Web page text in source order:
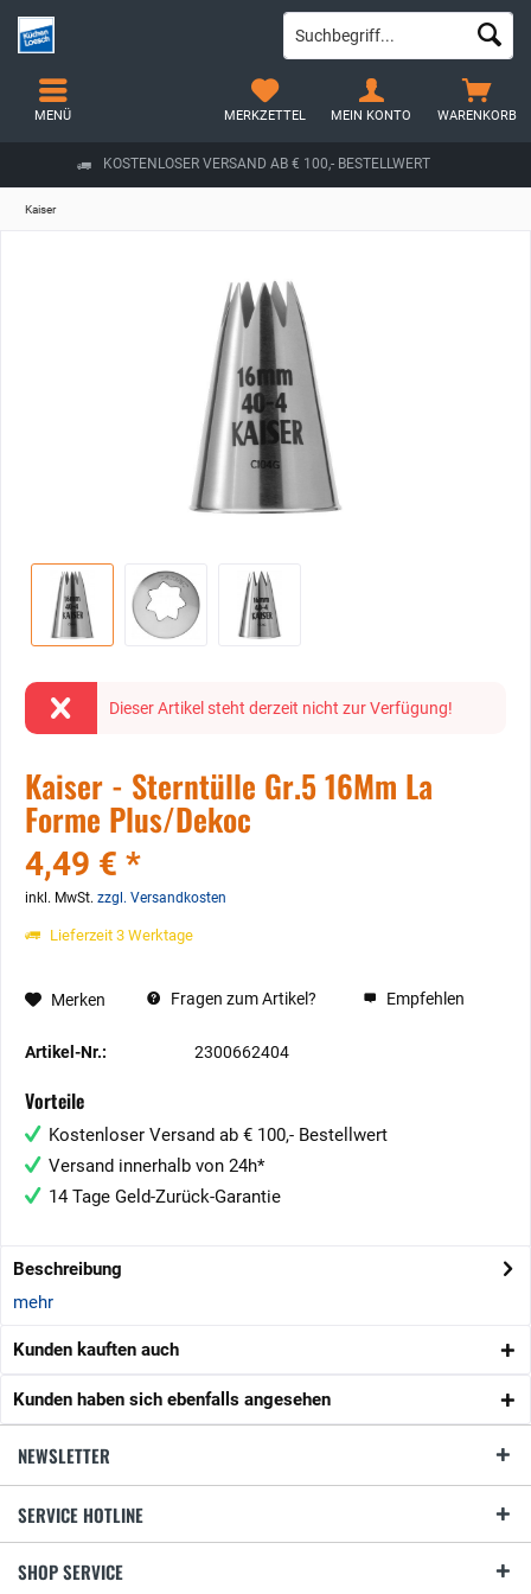
KOSTENLOSER VERSAND AB € 100,- BESTELLWERT
WARENKORB
MERKZETTEL MEIN KONTO
MENÜ
Kaiser
Dieser Artikel steht derzeit nicht zur Verfügung!
Kaiser - Sterntülle Gr.5 16Mm La
Forme Plus/Dekoc
4,49 € *
inkl. MwSt. zzgl. Versandkosten
Lieferzeit 3 Werktage
Merken Fragen zum Artikel? Empfehlen
Artikel-Nr.: 2300662404
Vorteile
Kostenloser Versand ab € 100,- Bestellwert
Versand innerhalb von 24h*
14 Tage Geld-Zurück-Garantie
Beschreibung
mehr
Kunden kauften auch
Kunden haben sich ebenfalls angesehen
NEWSLETTER
SERVICE HOTLINE
SHOP SERVICE